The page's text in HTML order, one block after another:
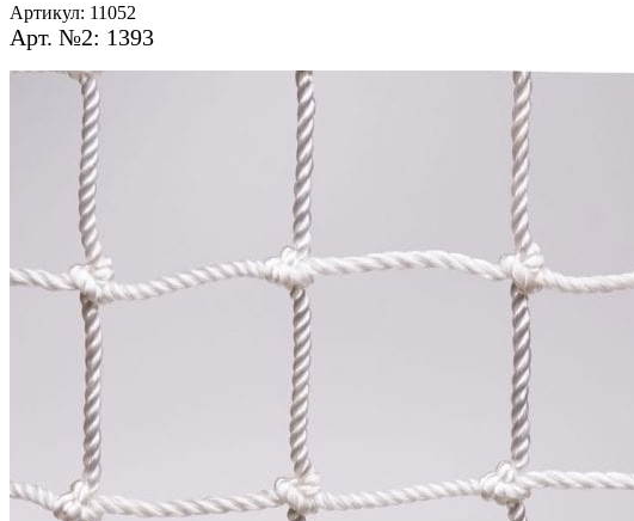
Артикул: 11052
Арт. №2: 1393